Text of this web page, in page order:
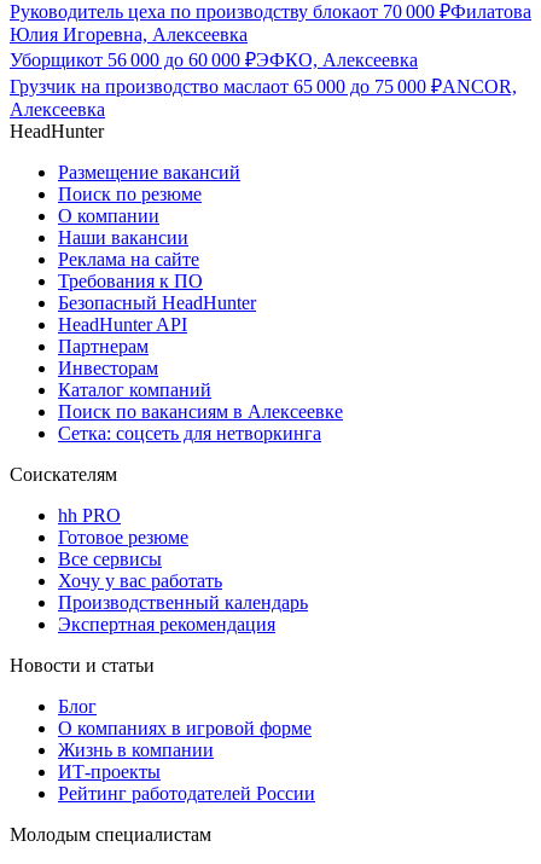
Руководитель цеха по производству блокаот 70 000 ₽Филатова
Юлия Игоревна, Алексеевка
Уборщикот 56 000 до 60 000 ₽ЭФКО, Алексеевка
Грузчик на производство маслаот 65 000 до 75 000 ₽ANCOR,
Алексеевка
HeadHunter
Размещение вакансий
Поиск по резюме
О компании
Наши вакансии
Реклама на сайте
Требования к ПО
Безопасный HeadHunter
HeadHunter API
Партнерам
Инвесторам
Каталог компаний
Поиск по вакансиям в Алексеевке
Сетка: соцсеть для нетворкинга
Соискателям
hh PRO
Готовое резюме
Все сервисы
Хочу у вас работать
Производственный календарь
Экспертная рекомендация
Новости и статьи
Блог
О компаниях в игровой форме
Жизнь в компании
ИТ-проекты
Рейтинг работодателей России
Молодым специалистам